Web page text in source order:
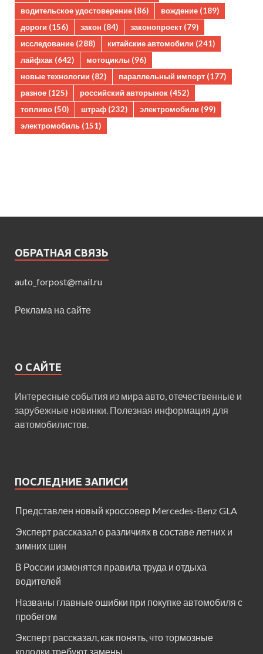
водительское удостоверение (86) вождение (189)
дороги (156) закон (84) законопроект (79)
исследование (288) китайские автомобили (241)
лайфхак (642) мотоциклы (96)
новые технологии (82) параллельный импорт (177)
разное (125) российский авторынок (452)
топливо (50) штраф (232) электромобили (99)
электромобиль (151)
ОБРАТНАЯ СВЯЗЬ
auto_forpost@mail.ru
Реклама на сайте
О САЙТЕ
Интересные события из мира авто, отечественные и
зарубежные новинки. Полезная информация для
автомобилистов.
ПОСЛЕДНИЕ ЗАПИСИ
Представлен новый кроссовер Mercedes-Benz GLA
Эксперт рассказал о различиях в составе летних и
зимних шин
В России изменятся правила труда и отдыха
водителей
Названы главные ошибки при покупке автомобиля с
пробегом
Эксперт рассказал, как понять, что тормозные
колодки требуют замены